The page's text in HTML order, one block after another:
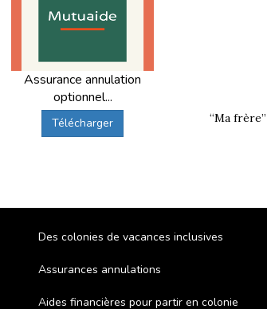
Assurance annulation
optionnel...
Télécharger
“Ma
Des colonies de vacances inclusives
Assurances annulations
Aides financières pour partir en colonie